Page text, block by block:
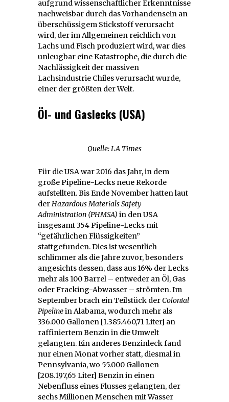
aufgrund wissenschaftlicher Erkenntnisse
nachweisbar durch das Vorhandensein an
überschüssigem Stickstoff verursacht
wird, der im Allgemeinen reichlich von
Lachs und Fisch produziert wird, war dies
unleugbar eine Katastrophe, die durch die
Nachlässigkeit der massiven
Lachsindustrie Chiles verursacht wurde,
einer der größten der Welt.
Öl- und Gaslecks (USA)
Quelle: LA Times
Für die USA war 2016 das Jahr, in dem
große Pipeline-Lecks neue Rekorde
aufstellten. Bis Ende November hatten laut
derHazardous Materials Safety
Administration (PHMSA) in den USA
insgesamt 354 Pipeline-Lecks mit
“gefährlichen Flüssigkeiten”
stattgefunden. Dies ist wesentlich
schlimmer als die Jahre zuvor, besonders
angesichts dessen, dass aus 16% der Lecks
mehr als 100 Barrel – entweder an Öl, Gas
oder Fracking-Abwasser – strömten. Im
September brach ein Teilstück derColonial
Pipelinein Alabama, wodurch mehr als
336.000 Gallonen [1.385.460,71 Liter] an
raffiniertem Benzin in die Umwelt
gelangten. Ein anderes Benzinleck fand
nur einen Monat vorher statt, diesmal in
Pennsylvania, wo 55.000 Gallonen
[208.197,65 Liter] Benzin in einen
Nebenfluss eines Flusses gelangten, der
sechs Millionen Menschen mit Wasser